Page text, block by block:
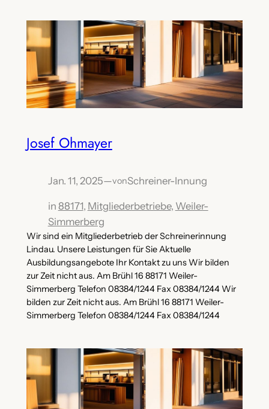
Josef Ohmayer
Jan. 11, 2025—vonSchreiner-Innung
in 88171, Mitgliederbetriebe, Weiler-
Simmerberg
Wir sind ein Mitgliederbetrieb der Schreinerinnung
Lindau. Unsere Leistungen für Sie Aktuelle
Ausbildungsangebote Ihr Kontakt zu uns Wir bilden
zur Zeit nicht aus. Am Brühl 16 88171 Weiler-
Simmerberg Telefon 08384/1244 Fax 08384/1244 Wir
bilden zur Zeit nicht aus. Am Brühl 16 88171 Weiler-
Simmerberg Telefon 08384/1244 Fax 08384/1244